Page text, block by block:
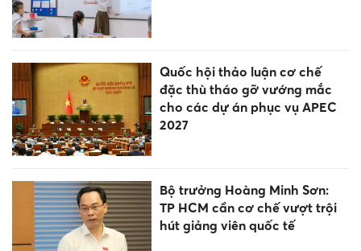
Quốc hội thảo luận cơ chế
đặc thù tháo gỡ vướng mắc
cho các dự án phục vụ APEC
2027
Bộ trưởng Hoàng Minh Sơn:
TP HCM cần cơ chế vượt trội
hút giảng viên quốc tế